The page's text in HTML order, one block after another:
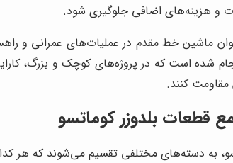
و هزینه‌های اضافی جلوگیری شود.
ماشین خط مقدم در عملیات‌های عمرانی و
شده است که در پروژه‌های کوچک و بزرگ، کارایی
کنند.
قطعات بلدوزر کوماتسو
به دسته‌های مختلفی تقسیم می‌شوند که هر